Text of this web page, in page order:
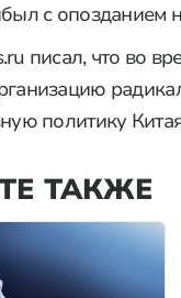
с опозданием
писал, что во
политику
ТАКЖЕ